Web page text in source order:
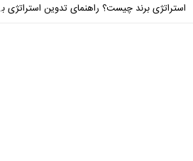
استراتژی برند چیست؟ راهنمای تدوین استراتژی برند برای ساخت مسیر رشد متمایز